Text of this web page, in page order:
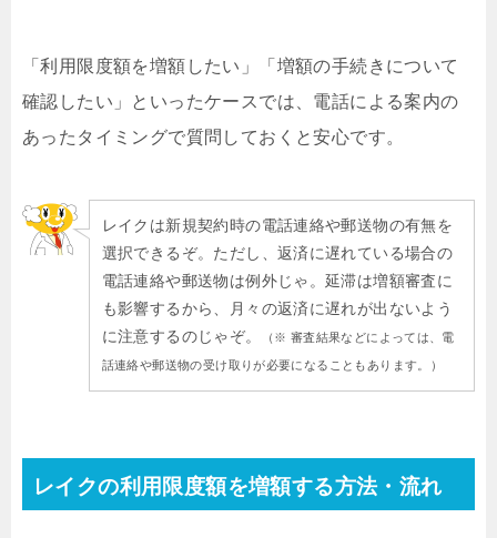
「利用限度額を増額したい」「増額の手続きについて
確認したい」といったケースでは、電話による案内の
あったタイミングで質問しておくと安心です。
レイクは新規契約時の電話連絡や郵送物の有無を
選択できるぞ。ただし、返済に遅れている場合の
電話連絡や郵送物は例外じゃ。延滞は増額審査に
も影響するから、月々の返済に遅れが出ないよう
に注意するのじゃぞ。
（※ 審査結果などによっては、電
話連絡や郵送物の受け取りが必要になることもあります。）
レイクの利用限度額を増額する方法・流れ